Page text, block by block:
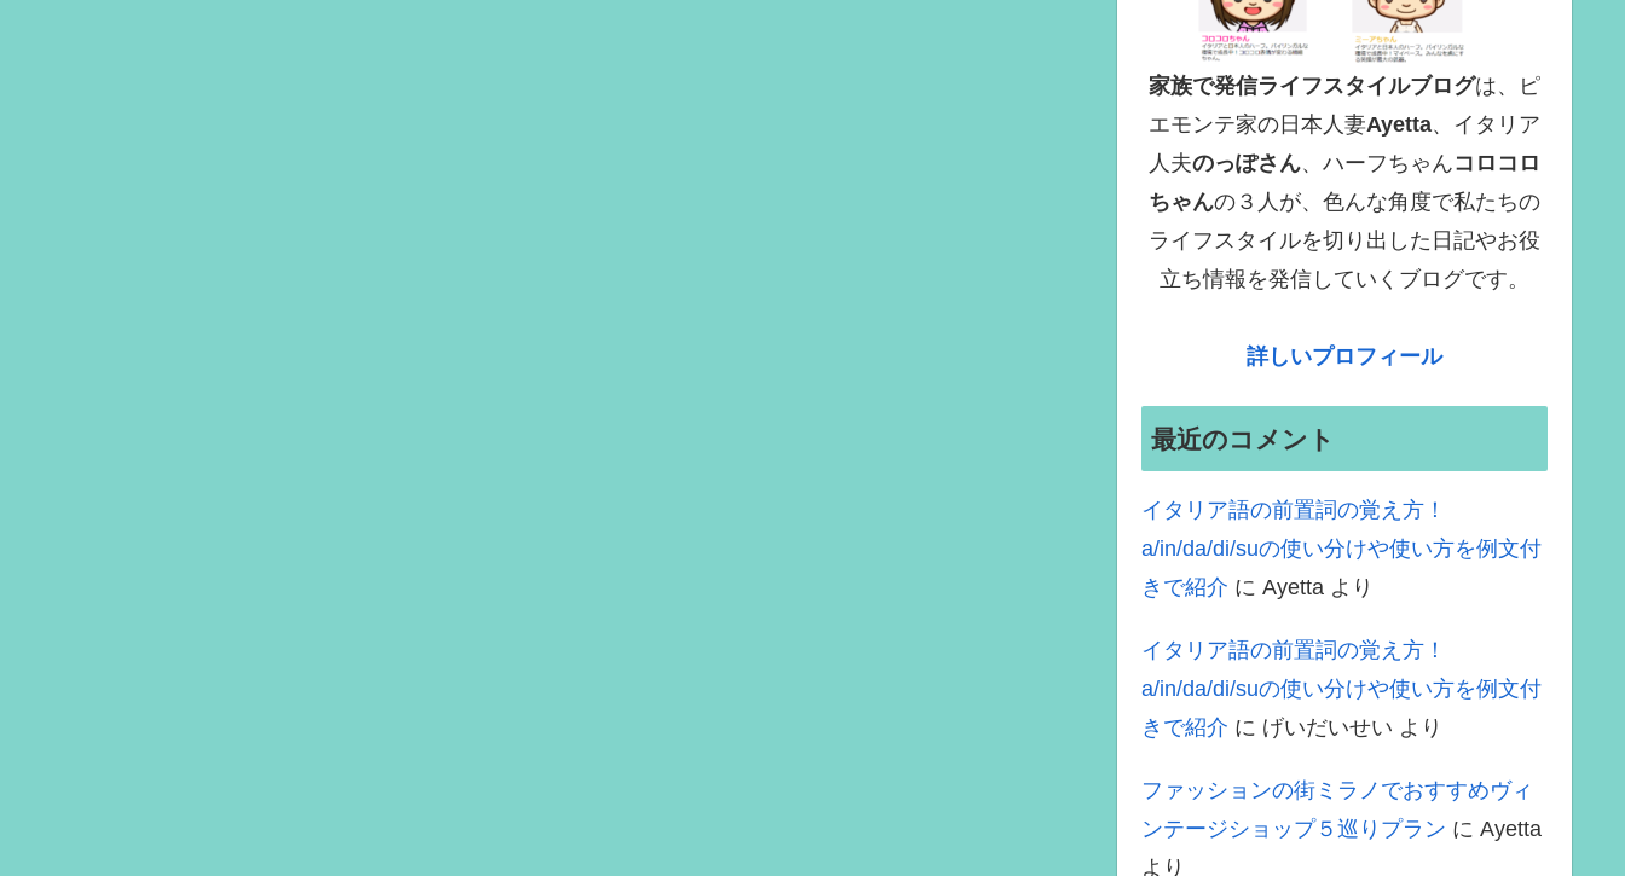
家族で発信ライフスタイルブログは、ピ
エモンテ家の日本人妻Ayetta、イタリア
人夫のっぽさん、ハーフちゃんコロコロ
ちゃんの３人が、色んな角度で私たちの
ライフスタイルを切り出した日記やお役
立ち情報を発信していくブログです。
詳しいプロフィール
最近のコメント
イタリア語の前置詞の覚え方！
a/in/da/di/suの使い分けや使い方を例文付
きで紹介 に Ayetta より
イタリア語の前置詞の覚え方！
a/in/da/di/suの使い分けや使い方を例文付
きで紹介 に げいだいせい より
ファッションの街ミラノでおすすめヴィ
ンテージショップ５巡りプラン に Ayetta
より